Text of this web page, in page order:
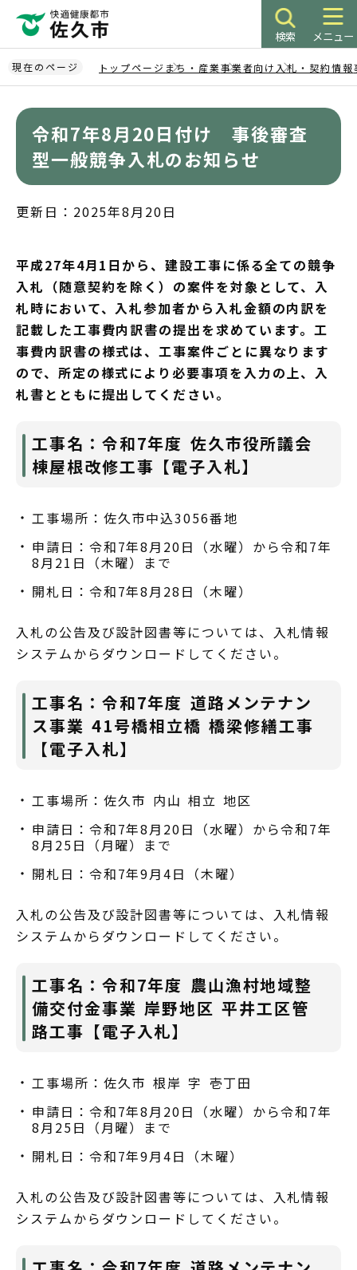
ペ
ー
ジ
検索 メニュー
現在のページ トップページ まち・産業事業者向け 入札・契約情報
令和7年8月20日付け 事後審査
型一般競争入札のお知らせ
更新日：2025年8月20日
平成27年4月1日から、建設工事に係る全ての競争
入札（随意契約を除く）の案件を対象として、入
札時において、入札参加者から入札金額の内訳を
記載した工事費内訳書の提出を求めています。工
事費内訳書の様式は、工事案件ごとに異なります
ので、所定の様式により必要事項を入力の上、入
札書とともに提出してください。
工事名：令和7年度 佐久市役所議会
棟屋根改修工事【電子入札】
工事場所：佐久市中込3056番地
申請日：令和7年8月20日（水曜）から令和7年
8月21日（木曜）まで
開札日：令和7年8月28日（木曜）
入札の公告及び設計図書等については、入札情報
システムからダウンロードしてください。
工事名：令和7年度 道路メンテナン
ス事業 41号橋相立橋 橋梁修繕工事
【電子入札】
工事場所：佐久市 内山 相立 地区
申請日：令和7年8月20日（水曜）から令和7年
8月25日（月曜）まで
開札日：令和7年9月4日（木曜）
入札の公告及び設計図書等については、入札情報
システムからダウンロードしてください。
工事名：令和7年度 農山漁村地域整
備交付金事業 岸野地区 平井工区管
路工事【電子入札】
工事場所：佐久市 根岸 字 壱丁田
申請日：令和7年8月20日（水曜）から令和7年
8月25日（月曜）まで
開札日：令和7年9月4日（木曜）
入札の公告及び設計図書等については、入札情報
システムからダウンロードしてください。